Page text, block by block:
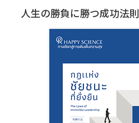
絵本
雑誌
人生の勝負に勝つ成功法則